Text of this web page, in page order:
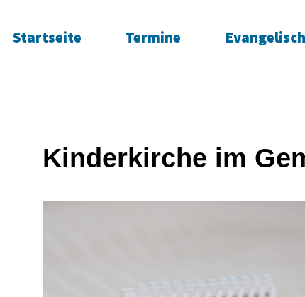
Startseite Termine
Kinderkirche im